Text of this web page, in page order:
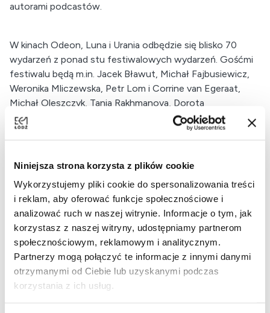
Niniejsza strona korzysta z plików cookie
Wykorzystujemy pliki cookie do spersonalizowania treści
i reklam, aby oferować funkcje społecznościowe i
analizować ruch w naszej witrynie. Informacje o tym, jak
korzystasz z naszej witryny, udostępniamy partnerom
społecznościowym, reklamowym i analitycznym.
Partnerzy mogą połączyć te informacje z innymi danymi
otrzymanymi od Ciebie lub uzyskanymi podczas
korzystania z ich usług.
autorami podcastów.
W kinach Odeon, Luna i Urania odbędzie się blisko 70
wydarzeń z ponad stu festiwalowych wydarzeń. Gośćmi
festiwalu będą m.in. Jacek Bławut, Michał Fajbusiewicz,
Weronika Mliczewska, Petr Lom i Corrine van Egeraat,
Michał Oleszczyk, Tania Rakhmanova, Dorota
Wardęszkiewicz czy kilkadziesiąt osób ze świata reportażu
i dziennikarstwa.
Wydarzenie odbywa się we współpracy z Muzeum
Kinematografii – organizatorem Festiwalu.
Od16.10.2025
Sprzedaż tylko w kasach Muzeum i NCKF
Karnety